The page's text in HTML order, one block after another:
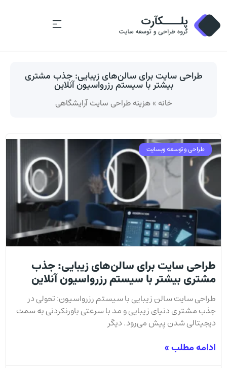
طراحی سایت برای سالن‌های زیبایی: جذب مشتری
بیشتر با سیستم رزرواسیون آنلاین
خانه »هزینه طراحی سایت آرایشگاهی
طراحی و توسعه وبسایت
طراحی سایت برای سالن‌های زیبایی: جذب
مشتری بیشتر با سیستم رزرواسیون آنلاین
طراحی سایت سالن زیبایی با سیستم رزرواسیون: تحولی در
جذب مشتری دنیای زیبایی و مد با سرعتی باورنکردنی به سمت
دیجیتالی شدن پیش می‌رود. دیگر
ادامه مطلب »